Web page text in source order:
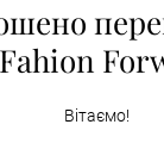
Вітаємо!